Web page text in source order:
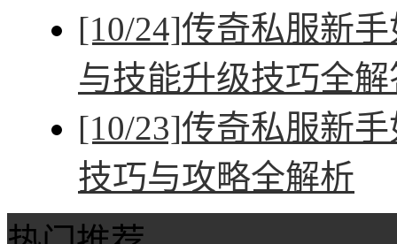
[10/24]传奇私服新
与技能升级技巧全解
[10/23]传奇私服新
技巧与攻略全解析